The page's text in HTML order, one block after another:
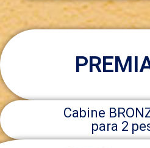
Cabine
para 2